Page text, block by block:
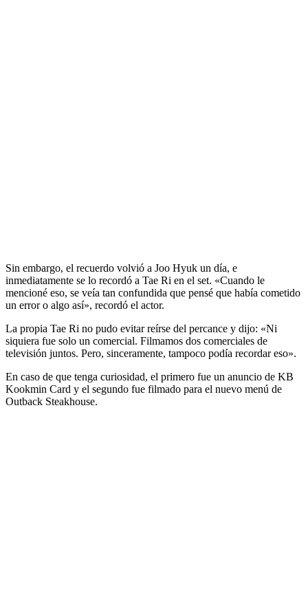
Sin embargo, el recuerdo volvió a Joo Hyuk un día, e
inmediatamente se lo recordó a Tae Ri en el set. «Cuando le
mencioné eso, se veía tan confundida que pensé que había cometido
un error o algo así», recordó el actor.
La propia Tae Ri no pudo evitar reírse del percance y dijo: «Ni
siquiera fue solo un comercial. Filmamos dos comerciales de
televisión juntos. Pero, sinceramente, tampoco podía recordar eso».
En caso de que tenga curiosidad, el primero fue un anuncio de KB
Kookmin Card y el segundo fue filmado para el nuevo menú de
Outback Steakhouse.